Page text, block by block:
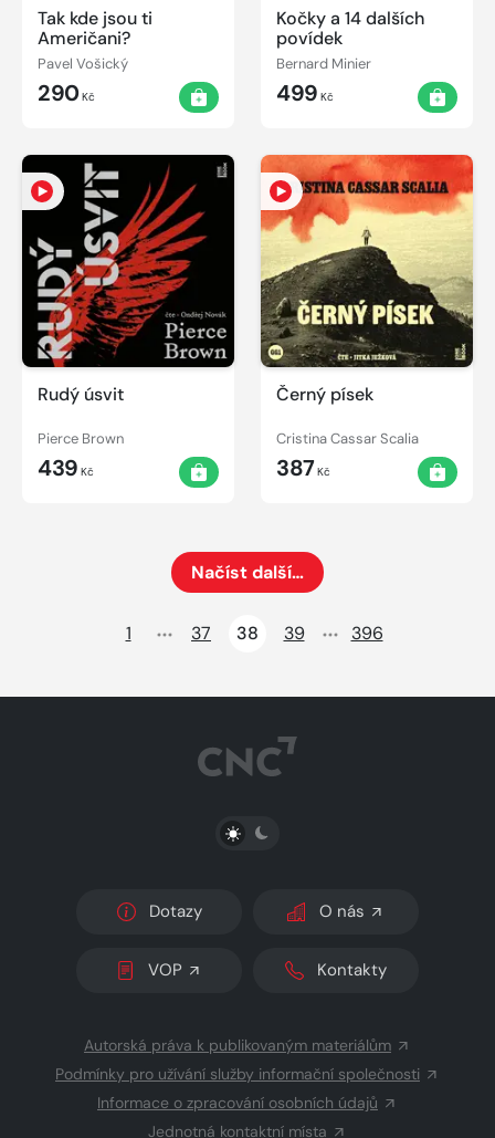
Tak kde jsou ti
Američani?
Pavel Vošický
290Kč
Kočky a 14 dalších
povídek
Bernard Minier
499 Kč
Rudý úsvit
Pierce Brown
439 Kč
Černý písek
Cristina Cassar Scalia
387Kč
Načíst další…
1
37 38 39 396
PŘEPNOUT SVĚTLÝ/TMAVÝ REŽIM
Dotazy O nás
VOP Kontakty
Autorská práva k publikovaným materiálům
Podmínky pro užívání služby informační společnosti
Informace o zpracování osobních údajů
Jednotná kontaktní místa